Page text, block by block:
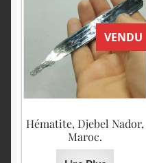
VENDU
Hématite, Djebel Nador,
Maroc.